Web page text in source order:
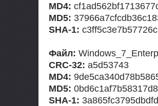
MD4:
MD5:
SHA-1:
Файл:
CRC-32: a5d53743
MD4:
MD5:
SHA-1: